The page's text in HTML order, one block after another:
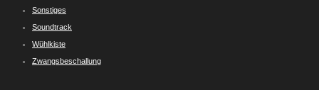
Sonstiges
Soundtrack
Wühlkiste
Zwangsbeschallung